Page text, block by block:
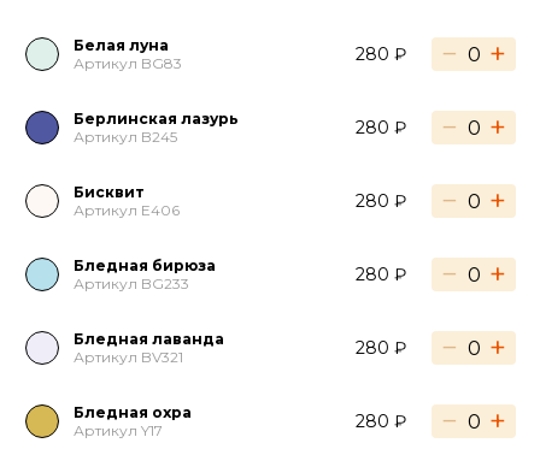
Белая луна
Артикул BG83
280 ₽ − +
Берлинская лазурь
Артикул B245
280 ₽ − +
Бисквит
Артикул E406
280 ₽ − +
Бледная бирюза
Артикул BG233
280 ₽ − +
Бледная лаванда
Артикул BV321
280 ₽ − +
Бледная охра
Артикул Y17
280 ₽ − +